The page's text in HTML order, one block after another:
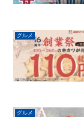
グルメ
グルメ